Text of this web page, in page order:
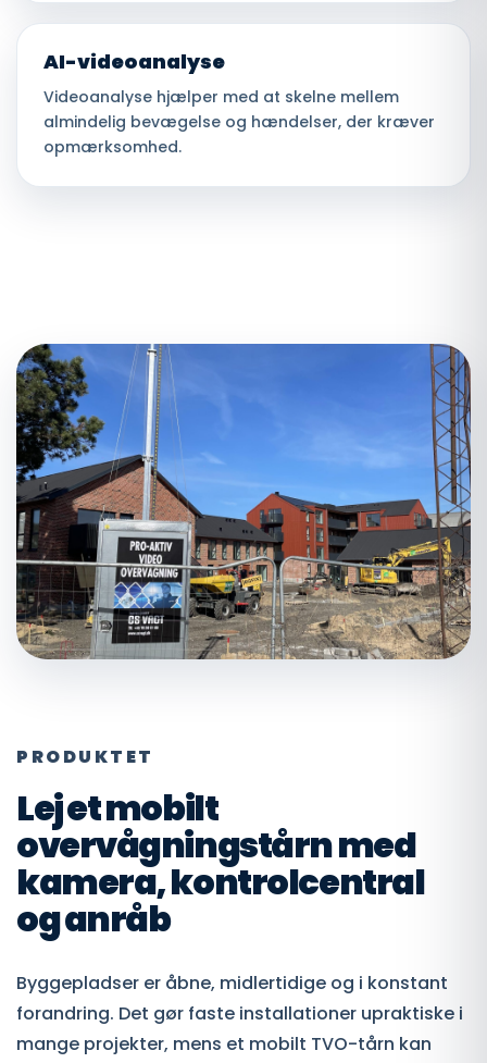
AI-videoanalyse
Videoanalyse hjælper med at skelne mellem
almindelig bevægelse og hændelser, der kræver
opmærksomhed.
PRODUKTET
Lej et mobilt
overvågningstårn med
kamera, kontrolcentral
og anråb
Byggepladser er åbne, midlertidige og i konstant
forandring. Det gør faste installationer upraktiske i
mange projekter, mens et mobilt TVO-tårn kan